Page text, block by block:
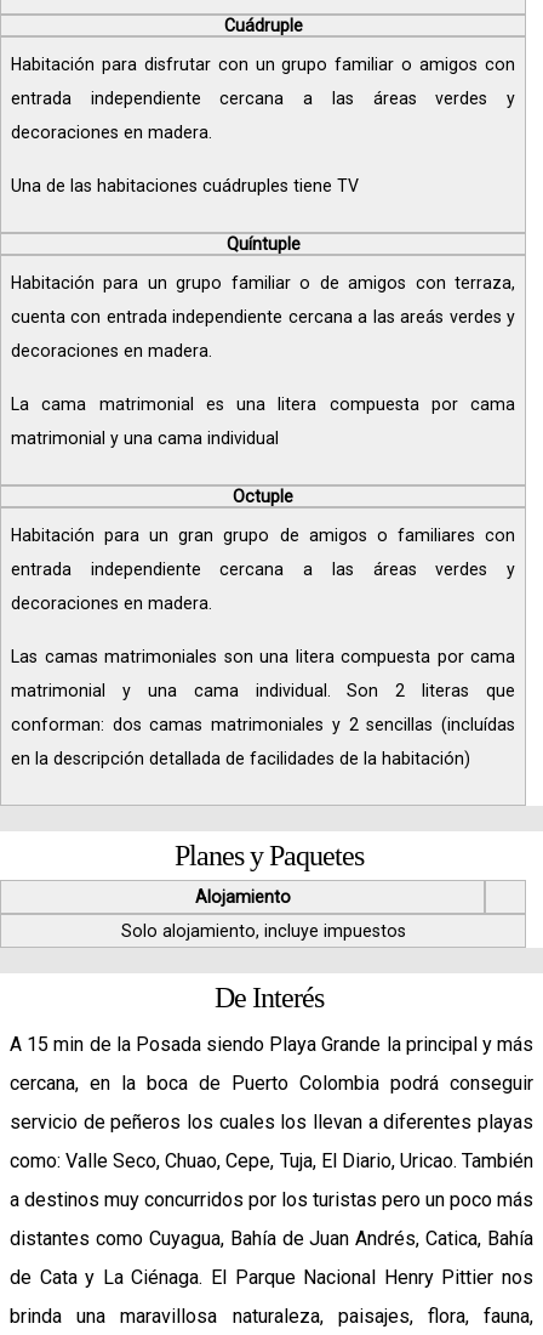
Cuádruple
Habitación para disfrutar con un grupo familiar o amigos con
entrada independiente cercana a las áreas verdes y
decoraciones en madera.
Una de las habitaciones cuádruples tiene TV
Quíntuple
Habitación para un grupo familiar o de amigos con terraza,
cuenta con entrada independiente cercana a las areás verdes y
decoraciones en madera.
La cama matrimonial es una litera compuesta por cama
matrimonial y una cama individual
Octuple
Habitación para un gran grupo de amigos o familiares con
entrada independiente cercana a las áreas verdes y
decoraciones en madera.
Las camas matrimoniales son una litera compuesta por cama
matrimonial y una cama individual. Son 2 literas que
conforman: dos camas matrimoniales y 2 sencillas (incluídas
en la descripción detallada de facilidades de la habitación)
Planes y Paquetes
Alojamiento
Solo alojamiento, incluye impuestos
De Interés
A 15 min de la Posada siendo Playa Grande la principal y más
cercana, en la boca de Puerto Colombia podrá conseguir
servicio de peñeros los cuales los llevan a diferentes playas
como: Valle Seco, Chuao, Cepe, Tuja, El Diario, Uricao. También
a destinos muy concurridos por los turistas pero un poco más
distantes como Cuyagua, Bahía de Juan Andrés, Catica, Bahía
de Cata y La Ciénaga. El Parque Nacional Henry Pittier nos
brinda una maravillosa naturaleza, paisajes, flora, fauna,